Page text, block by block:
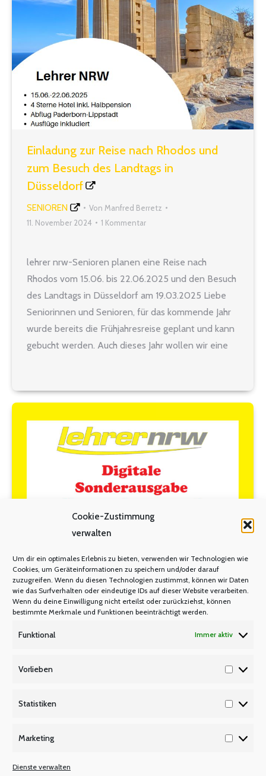
Cookie-Zustimmung
verwalten
Um dir ein optimales Erlebnis zu bieten, verwenden wir Technologien wie
Cookies, um Geräteinformationen zu speichern und/oder darauf
zuzugreifen. Wenn du diesen Technologien zustimmst, können wir Daten
wie das Surfverhalten oder eindeutige IDs auf dieser Website verarbeiten.
Wenn du deine Einwilligung nicht erteilst oder zurückziehst, können
bestimmte Merkmale und Funktionen beeinträchtigt werden.
Funktional Immer aktiv
Vorlieben
Statistiken
Marketing
Dienste verwalten
Einladung zur Reise nach Rhodos und
zum Besuch des Landtags in
Düsseldorf
SENIOREN Von Manfred Berretz
11. November 2024
1 Kommentar
lehrer nrw-Senioren planen eine Reise nach
Rhodos vom 15.06. bis 22.06.2025 und den Besuch
des Landtags in Düsseldorf am 19.03.2025 Liebe
Seniorinnen und Senioren, für das kommende Jahr
wurde bereits die Frühjahresreise geplant und kann
gebucht werden. Auch dieses Jahr wollen wir eine
Info der lehrer nrw-Kreisverbände im
Regierungsbezirk Düsseldorf
BEZIRKSPERSONALRÄTE REALSCHULEN ,
PERSONALRATSINFORMATIONEN
VonManfred Berretz
Düsseldorf informieren zur Personalversammlung
Lehrerinnen und Lehrer haben die lehrer nrw-
Informationsheft mit vielen dienstlich relevanten
durch einen Klick auf den nachfolgenden Link